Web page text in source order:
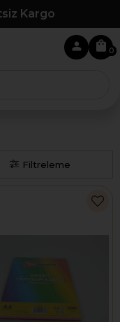
Kargo
0
Filtreleme